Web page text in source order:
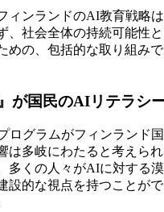
ィンランドのAI教育戦略
、社会全体の持続可能性
めの、包括的な取り組み
が国民のAIリテラシ
ログラムがフィンランド
は多岐にわたると考えら
多くの人々がAIに対する
設的な視点を持つことが